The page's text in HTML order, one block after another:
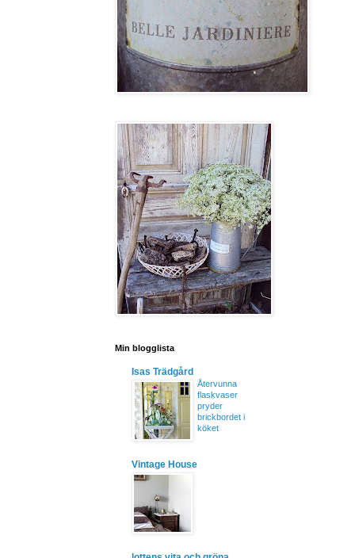
Min blogglista
Isas Trädgård
Återvunna
flaskvaser
pryder
brickbordet i
köket
Vintage House